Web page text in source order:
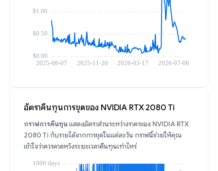
อัตราคืนทุนการขุดของ NVIDIA RTX 2080 Ti
กราฟการคืนทุนแสดงอัตราส่วนระหว่างราคาของ NVIDIA RTX
2080 Ti กับรายได้จากการขุดในแต่ละวัน กราฟนี้ช่วยให้คุณ
เข้าใจว่าควรคาดหวังระยะเวลาคืนทุนเท่าไหร่